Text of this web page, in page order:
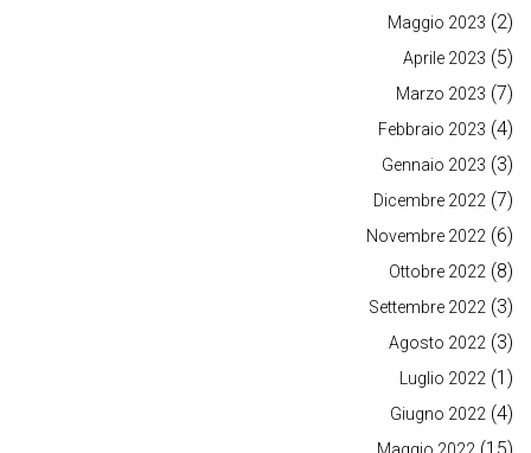
Maggio 2023 (2)
Aprile 2023 (5)
Marzo 2023 (7)
Febbraio 2023 (4)
Gennaio 2023 (3)
Dicembre 2022 (7)
Novembre 2022 (6)
Ottobre 2022 (8)
Settembre 2022 (3)
Agosto 2022 (3)
Luglio 2022 (1)
Giugno 2022 (4)